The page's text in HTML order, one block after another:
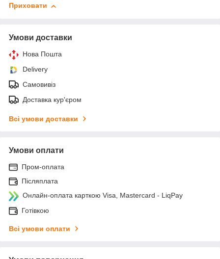
Приховати
Умови доставки
Нова Пошта
Delivery
Самовивіз
Доставка кур'єром
Всі умови доставки
Умови оплати
Пром-оплата
Післяплата
Онлайн-оплата карткою Visa, Mastercard - LiqPay
Готівкою
Всі умови оплати